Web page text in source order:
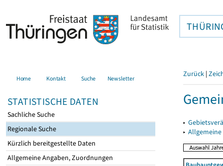
Home Kontakt Suche Newsletter
STATISTISCHE DATEN
Sachliche Suche
Regionale Suche
Kürzlich bereitgestellte Daten
Allgemeine Angaben, Zuordnungen
Zurück |
▸
▸